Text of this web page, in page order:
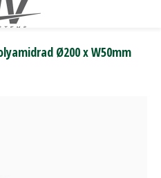
Ø200 x W50mm